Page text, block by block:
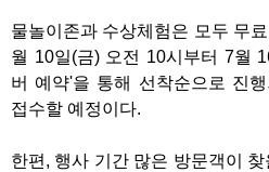
물놀이존과 수상체험은 모두 무
월 10일(금) 오전 10시부터 7월
버 예약'을 통해 선착순으로 진
접수할 예정이다.
한편, 행사 기간 많은 방문객이